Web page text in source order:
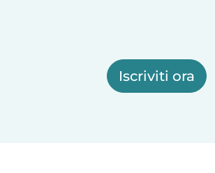
Iscriviti ora